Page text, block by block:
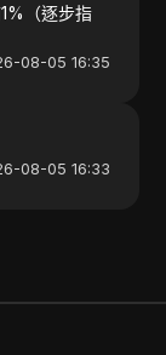
（逐步指
08-05 16:35
08-05 16:33